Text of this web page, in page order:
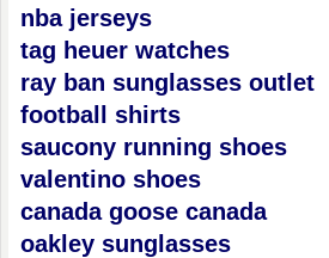
nba jerseys
tag heuer watches
ray ban sunglasses outlet
football shirts
saucony running shoes
valentino shoes
canada goose canada
oakley sunglasses